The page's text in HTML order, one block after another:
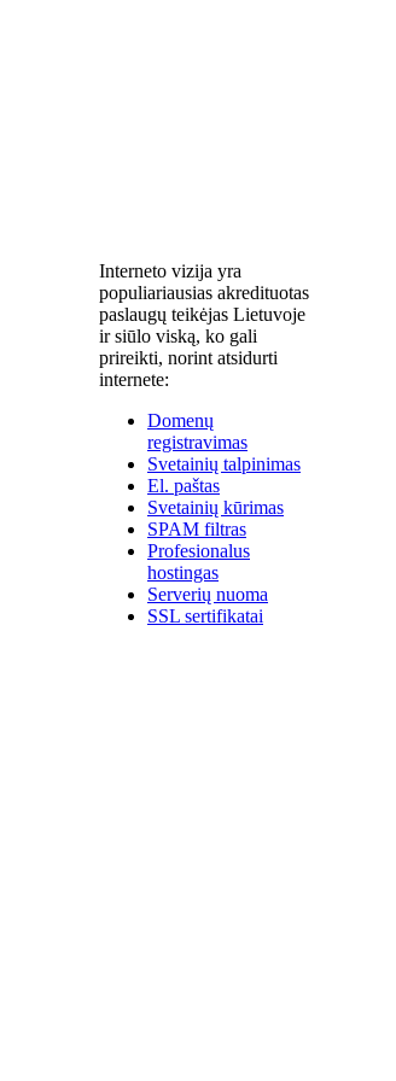
Interneto vizija yra
populiariausias akredituotas
paslaugų teikėjas Lietuvoje
ir siūlo viską, ko gali
prireikti, norint atsidurti
internete:
Domenų
registravimas
Svetainių talpinimas
El. paštas
Svetainių kūrimas
SPAM filtras
Profesionalus
hostingas
Serverių nuoma
SSL sertifikatai